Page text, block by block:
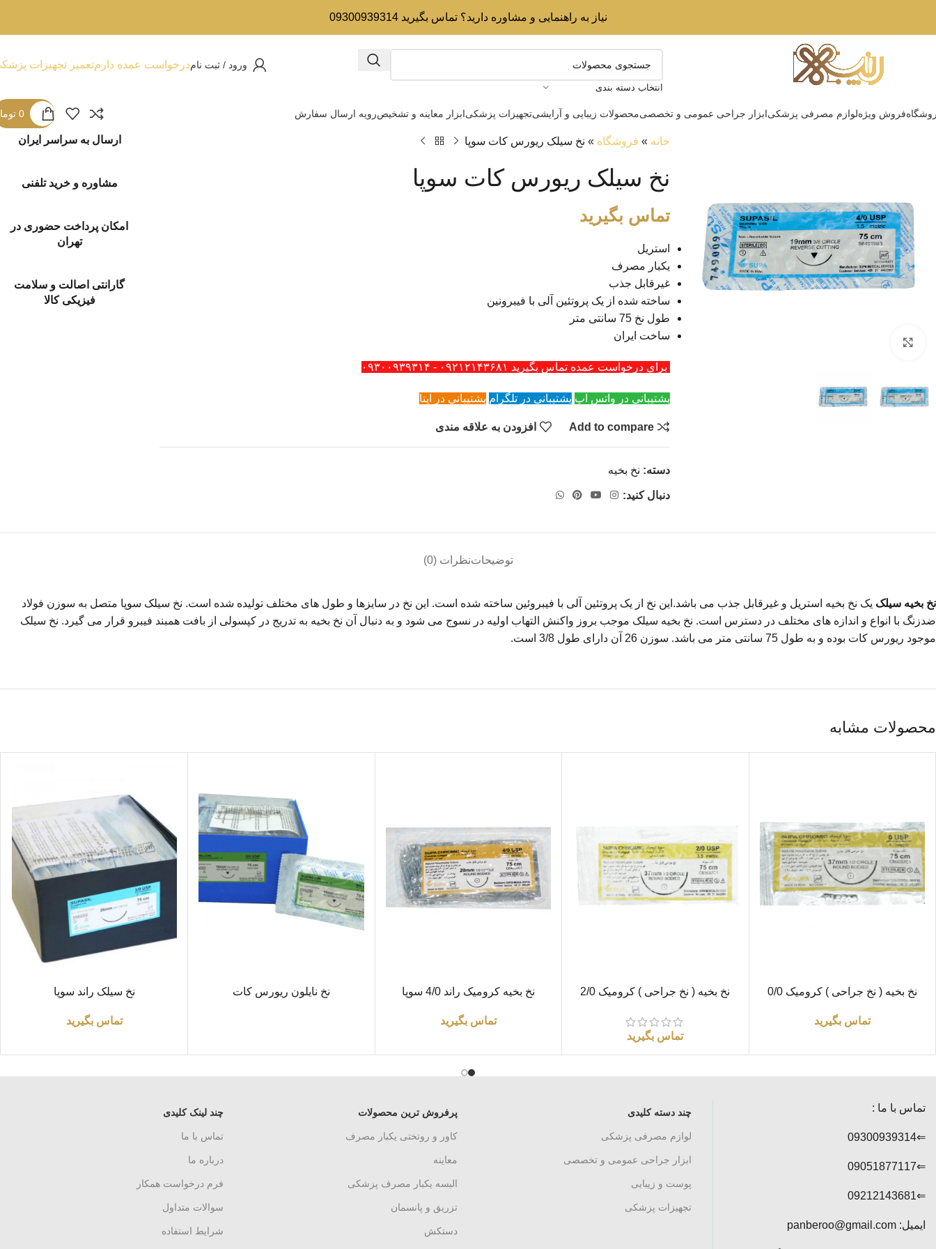
نیاز به راهنمایی و مشاوره دارید؟ تماس بگیرید 09300939314
انتخاب دسته بندی
ورود / ثبت نامدرخواست عمده دارمتعمیر تجهیزات
فروش ویژهلوازم مصرفی پزشکیابزار جراحی عمومی و تخصصیمحصولات زیبایی و آرایشیتجهیزات پزشکیابزار معاینه و تشخیصرویه ارسال سفارش 0
خانه » فروشگاه » نخ سیلک ریورس کات سوپا
نخ سیلک ریورس کات سوپا
تماس بگیرید
استریل
یکبار مصرف
غیرقابل جذب
ساخته شده از یک پروتئین آلی با فیبرونین
طول نخ 75 سانتی متر
ساخت ایران
برای درخواست عمده تماس بگیرید ۰۹۲۱۲۱۴۳۶۸۱ - ۰۹۳۰۰۹۳۹۳۱۴
پشتیبانی در واتس اپ پشتیبانی در تلگرام پشتیبانی در ایتا
Add to compare افزودن به علاقه مندی
دسته: نخ بخیه
دنبال کنید:
ارسال به سراسر ایران
مشاوره و خرید تلفنی
امکان پرداخت حضوری در
تهران
گارانتی اصالت و سلامت
فیزیکی کالا
توضیحاتنظرات (0)
نخ بخیه سیلک یک نخ بخیه استریل و غیرقابل جذب می باشد.این نخ از یک پروتئین آلی با فیبروئین ساخته شده است. این نخ در سایزها و طول های مختلف تولیده شده است. نخ سیلک سوپا متصل به سوزن فولاد
ضدزنگ با انواع و اندازه های مختلف در دسترس است. نخ بخیه سیلک موجب بروز واکنش التهاب اولیه در نسوج می شود و به دنبال آن نخ بخیه به تدریج در کپسولی از بافت همبند فیبرو قرار می گیرد. نخ سیلک
موجود ریورس کات بوده و به طول 75 سانتی متر می باشد. سوزن 26 آن دارای طول 3/8 است.
محصولات مشابه
اطلاعات بیشتر
نخ بخیه ( نخ جراحی ) کرومیک 0/0
تماس بگیرید
اطلاعات بیشتر
نخ بخیه ( نخ جراحی ) کرومیک 2/0
تماس بگیرید
اطلاعات بیشتر
نخ بخیه کرومیک راند 4/0 سوپا
تماس بگیرید
اطلاعات بیشترنخ نایلون ریورس کات اطلاعات بیشترنخ سیلک راند سوپا
تماس بگیرید
چند لینک کلیدی
تماس با ما
درباره ما
فرم درخواست همکار
سوالات متداول
شرایط استفاده
پرفروش ترین محصولات
کاور و روتختی یکبار مصرف
معاینه
البسه یکبار مصرف پزشکی
تزریق و پانسمان
دستکش
چند دسته کلیدی
لوازم مصرفی پزشکی
ابزار جراحی عمومی و تخصصی
پوست و زیبایی
تجهیزات پزشکی
تماس با ما :
⇐09300939314
⇐09051877117
⇐09212143681
ایمیل: panberoo@gmail.com